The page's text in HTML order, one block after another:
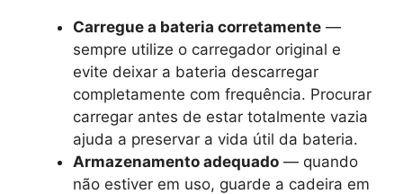
Carregue a bateria corretamente —
sempre utilize o carregador original e
evite deixar a bateria descarregar
completamente com frequência. Procurar
carregar antes de estar totalmente vazia
ajuda a preservar a vida útil da bateria.
Armazenamento adequado — quando
não estiver em uso, guarde a cadeira em